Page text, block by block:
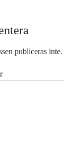
publiceras inte.